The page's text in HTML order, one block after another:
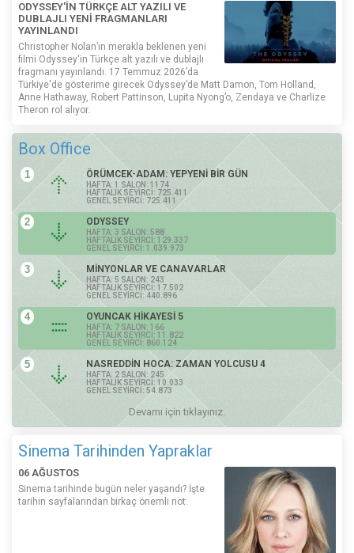
ODYSSEY'İN TÜRKÇE ALT YAZILI VE
DUBLAJLI YENİ FRAGMANLARI
YAYINLANDI
Christopher Nolan’ın merakla beklenen yeni
filmi Odyssey'in Türkçe alt yazılı ve dublajlı
fragmanı yayınlandı. 17 Temmuz 2026’da
Türkiye'de gösterime girecek Odyssey’de Matt Damon, Tom Holland,
Anne Hathaway, Robert Pattinson, Lupita Nyong’o, Zendaya ve Charlize
Theron rol alıyor.
Box Office
1 ÖRÜMCEK-ADAM: YEPYENİ BİR GÜN
HAFTA: 1 SALON: 1174
HAFTALIK SEYİRCİ: 725.411
GENEL SEYİRCİ: 725.411
2 ODYSSEY
HAFTA: 3 SALON: 588
HAFTALIK SEYİRCİ: 129.337
GENEL SEYİRCİ: 1.039.973
3 MİNYONLAR VE CANAVARLAR
HAFTA: 5 SALON: 243
HAFTALIK SEYİRCİ: 17.502
GENEL SEYİRCİ: 440.896
4 OYUNCAK HİKAYESİ 5
HAFTA: 7 SALON: 166
HAFTALIK SEYİRCİ: 11.822
GENEL SEYİRCİ: 860.124
5 NASREDDİN HOCA: ZAMAN YOLCUSU 4
HAFTA: 2 SALON: 245
HAFTALIK SEYİRCİ: 10.033
GENEL SEYİRCİ: 54.873
Devamı için tıklayınız.
Sinema Tarihinden Yapraklar
06 AĞUSTOS
Sinema tarihinde bugün neler yaşandı? İşte
tarihin sayfalarından birkaç önemli not: